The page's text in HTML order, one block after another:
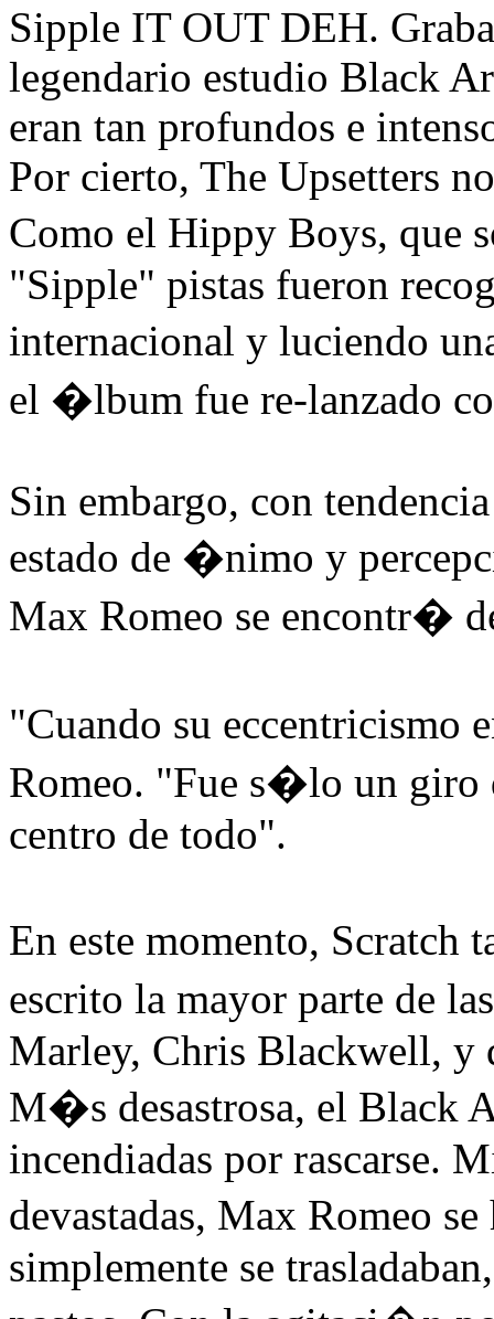
Sipple IT OUT DEH.
legendario estudio Black
eran tan profundos e
Por cierto, The Upsetters
Como el Hippy Boys, que
"Sipple" pistas fueron
internacional y luciendo
el �lbum fue re-lanzado
Sin embargo, con
estado de �nimo y
Max Romeo se encontr�
"Cuando su
Romeo. "Fue s�lo un giro
centro de todo".
En este momento,
escrito la mayor parte de
Marley, Chris Blackwell, y
M�s desastrosa, el Black
incendiadas por rascarse.
devastadas, Max Romeo
simplemente se